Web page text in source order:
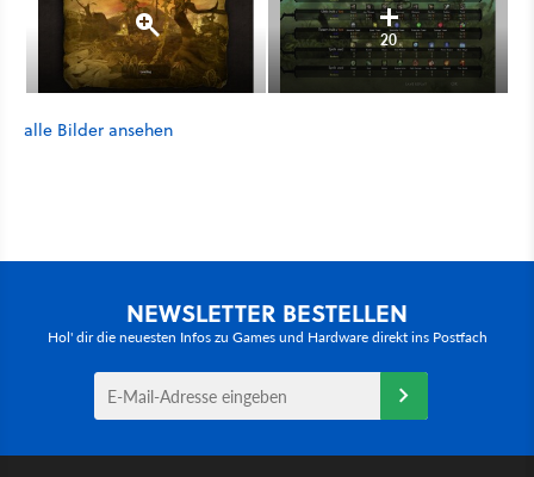
20
alle Bilder ansehen
NEWSLETTER BESTELLEN
Hol' dir die neuesten Infos zu Games und Hardware direkt ins Postfach